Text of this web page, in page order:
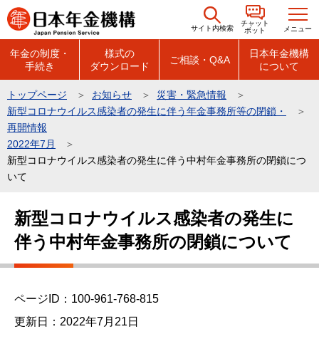
こ
の
の
先
頭
で
す
サイト内検索
チャット
ボット
メニュー
年金の制度・
手続き
様式の
ダウンロード
ご相談・Q&A
日本年金機構
について
トップページ お知らせ
災害・緊急情報
新型コロナウイルス感染者の発生に伴う年金事務所等の閉鎖・
再開情報
2022年7月
新型コロナウイルス感染者の発生に伴う中村年金事務所の閉鎖につ
いて
新型コロナウイルス感染者の発生に
伴う中村年金事務所の閉鎖について
ページID：100-961-768-815
更新日：2022年7月21日